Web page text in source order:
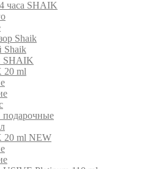
часа SHAIK
Shaik
Shaik
SHAIK
ml
ml NEW